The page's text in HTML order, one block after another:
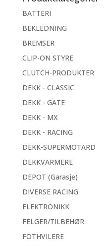
BATTERI
BEKLEDNING
BREMSER
CLIP-ON STYRE
CLUTCH-PRODUKTER
DEKK - CLASSIC
DEKK - GATE
DEKK - MX
DEKK - RACING
DEKK-SUPERMOTARD
DEKKVARMERE
DEPOT (Garasje)
DIVERSE RACING
ELEKTRONIKK
FELGER/TILBEHØR
FOTHVILERE